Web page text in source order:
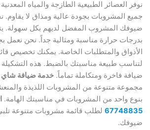
نوفر العصائر الطبيعية الطازجة والمياه المعدنية
جميع المشروبات بجودة عالية ومذاق لا يقاوم.
ضيوفك المشروب المفضل لديهم بكل سهولة.
بدرجات حرارة مناسبة ومثالية جداً. نحن نعمل
الأذواق والمتطلبات الخاصة. يمكنك تخصيص
لتناسب طبيعة مناسبتك بالضبط. هذه التشكيلة
ضيافة فاخرة ومتكاملة تماماً.خدمة ضيافة شاي
مجموعة متنوعة من المشروبات اللذيذة
بنوع واحد من المشروبات في مناسبتك الهامة.
67748835 لطلب قائمة مشروبات متنوعة تلبي
ضيوفك.